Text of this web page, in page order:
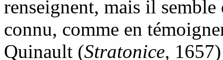
renseignent, mais il
connu, comme en
Quinault (Stratonice,